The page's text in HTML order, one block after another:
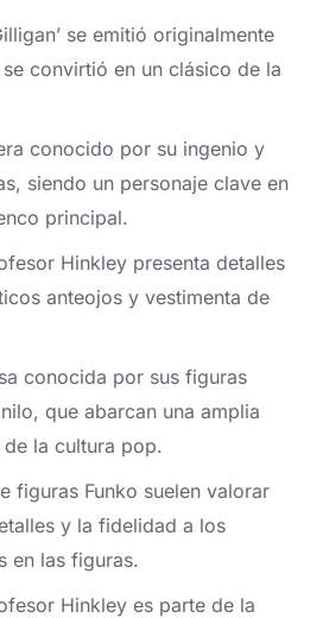
se emitió originalmente
convirtió en un clásico de la
conocido por su ingenio y
siendo un personaje clave en
principal.
Hinkley presenta detalles
anteojos y vestimenta de
conocida por sus figuras
que abarcan una amplia
la cultura pop.
figuras Funko suelen valorar
y la fidelidad a los
en las figuras.
Hinkley es parte de la